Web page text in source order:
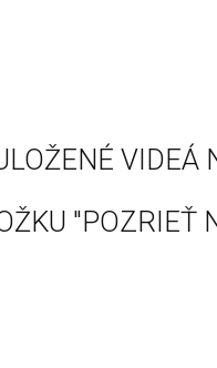
VIDEÁ
"POZRIEŤ